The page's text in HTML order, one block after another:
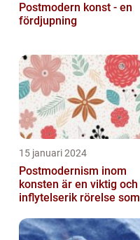
Postmodern konst - en
fördjupning
15 januari 2024
Postmodernism inom
konsten är en viktig och
inflytelserik rörelse som
normer o...